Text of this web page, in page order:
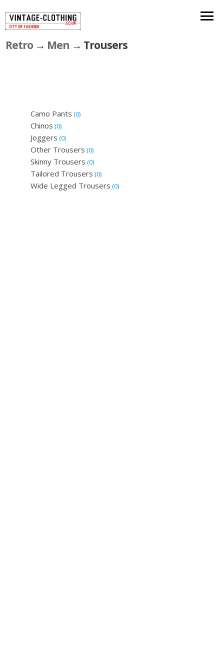
Retro → Men → Trousers
Camo Pants (0)
Chinos (0)
Joggers (0)
Other Trousers (0)
Skinny Trousers (0)
Tailored Trousers (0)
Wide Legged Trousers (0)